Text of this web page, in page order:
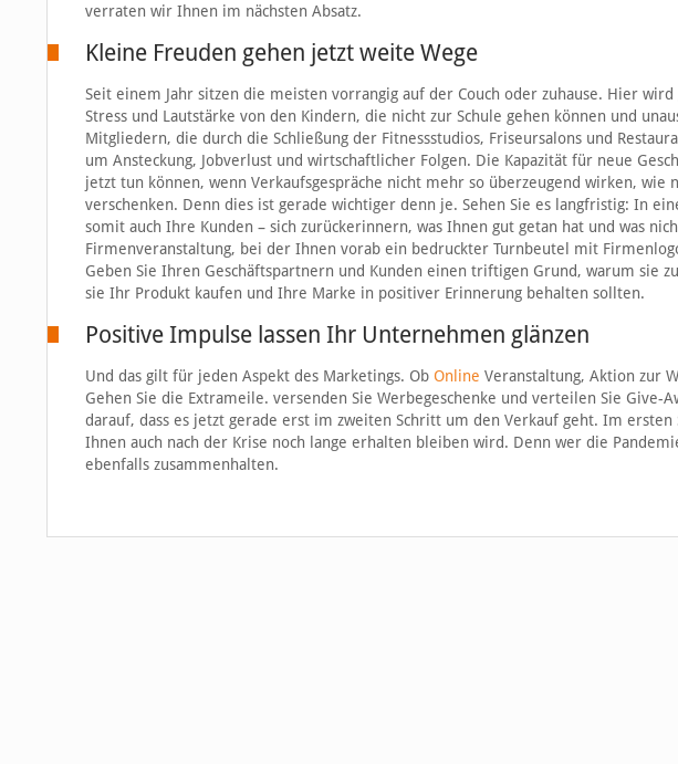
verraten wir Ihnen im nächsten Absatz.
Kleine Freuden gehen jetzt weite Wege
Seit einem Jahr sitzen die meisten vorrangig auf der Couch oder zuhause. Hier
Stress und Lautstärke von den Kindern, die nicht zur Schule gehen können und
Mitgliedern, die durch die Schließung der Fitnessstudios, Friseursalons und
um Ansteckung, Jobverlust und wirtschaftlicher Folgen. Die Kapazität für neue
jetzt tun können, wenn Verkaufsgespräche nicht mehr so überzeugend wirken, wie
verschenken. Denn dies ist gerade wichtiger denn je. Sehen Sie es langfristig: In
somit auch Ihre Kunden – sich zurückerinnern, was Ihnen gut getan hat und was
Firmenveranstaltung, bei der Ihnen vorab ein bedruckter Turnbeutel mit
Geben Sie Ihren Geschäftspartnern und Kunden einen triftigen Grund, warum sie
sie Ihr Produkt kaufen und Ihre Marke in positiver Erinnerung behalten sollten.
Positive Impulse lassen Ihr Unternehmen glänzen
Und das gilt für jeden Aspekt des Marketings. Ob Online Veranstaltung, Aktion zur
Gehen Sie die Extrameile. versenden Sie Werbegeschenke und verteilen Sie Give-
darauf, dass es jetzt gerade erst im zweiten Schritt um den Verkauf geht. Im
Ihnen auch nach der Krise noch lange erhalten bleiben wird. Denn wer die
ebenfalls zusammenhalten.